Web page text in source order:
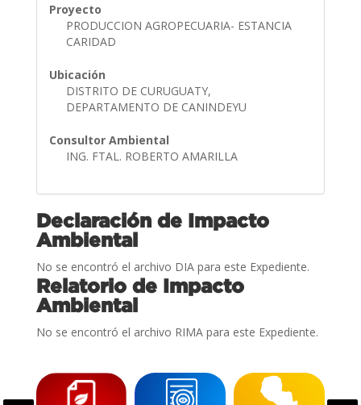
Proyecto
PRODUCCION AGROPECUARIA- ESTANCIA
CARIDAD
Ubicación
DISTRITO DE CURUGUATY,
DEPARTAMENTO DE CANINDEYU
Consultor Ambiental
ING. FTAL. ROBERTO AMARILLA
Declaración de Impacto
Ambiental
No se encontró el archivo DIA para este Expediente.
Relatorio de Impacto
Ambiental
No se encontró el archivo RIMA para este Expediente.